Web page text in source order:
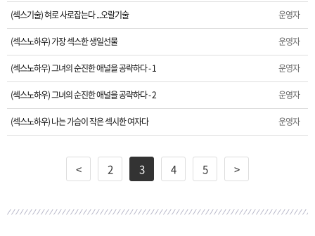
(섹스기술) 혀로 사로잡는다 ...오랄기술 운영자
(섹스노하우) 가장 섹스한 생일선물 운영자
(섹스노하우) 그녀의 순진한 애널을 공략하다 - 1 운영자
(섹스노하우) 그녀의 순진한 애널을 공략하다 - 2 운영자
(섹스노하우) 나는 가슴이 작은 섹시한 여자다 운영자
< 2 3 4 5 >